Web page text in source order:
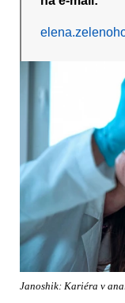
Janoshik: Kariéra v